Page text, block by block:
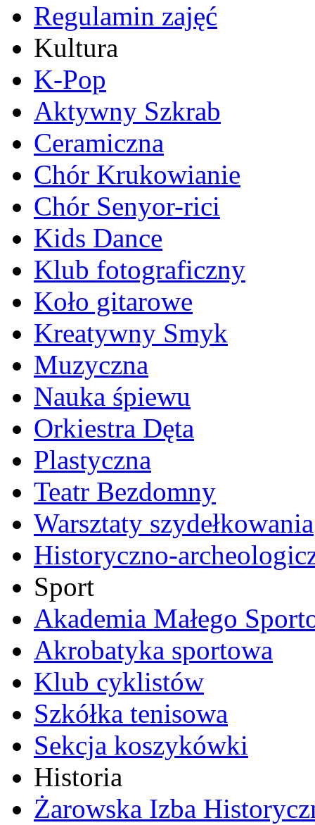
Regulamin zajęć
Kultura
K-Pop
Aktywny Szkrab
Ceramiczna
Chór Krukowianie
Chór Senyor-rici
Kids Dance
Klub fotograficzny
Koło gitarowe
Kreatywny Smyk
Muzyczna
Nauka śpiewu
Orkiestra Dęta
Plastyczna
Teatr Bezdomny
Warsztaty szydełkowania
Historyczno-
Sport
Akademia Małego
Akrobatyka sportowa
Klub cyklistów
Szkółka tenisowa
Sekcja koszykówki
Historia
Żarowska Izba